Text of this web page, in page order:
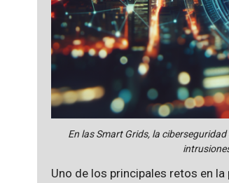
En las Smart Grids, la
Uno de los principales retos en